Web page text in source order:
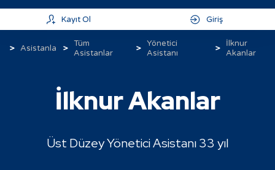
Kayıt Ol Giriş
Asistanla
Tüm
Asistanlar
Yönetici
Asistanı
İlknur
Akanlar
İlknur Akanlar
Üst Düzey Yönetici Asistanı 33 yıl